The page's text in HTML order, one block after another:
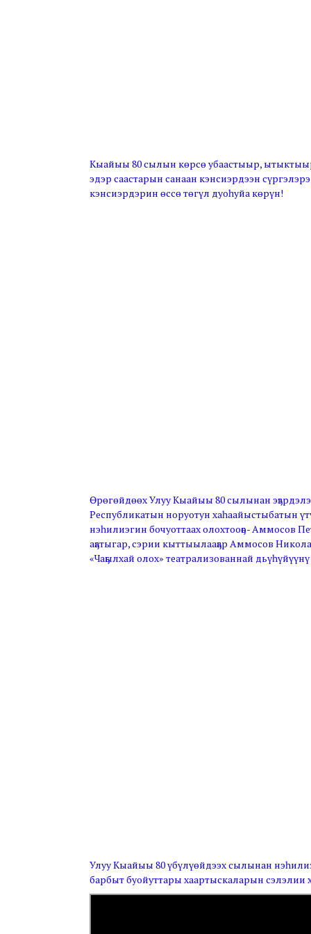
Кыайыы 80 сылын көрсө убаастыыр,
эдэр саастарын санаан кэнсиэрдээн
кэнсиэрдэрин өссө төгүл дуоһуйа көрүн!
Өрөгөйдөөх Улуу Кыайыы 80 сылынан
Республикатын норуотун хаһаайыстыбатын
нэһилиэгин бочуоттаах олохтооҕо- Аммосов
аҕатыгар, сэрии кыттыылааҕар Аммосов
«Чаҕылхай олох» театрализованнай
Улуу Кыайыы 80 үбүлүөйдээх сылынан
барбыт буойуттары хаартыскаларын сэлэлии